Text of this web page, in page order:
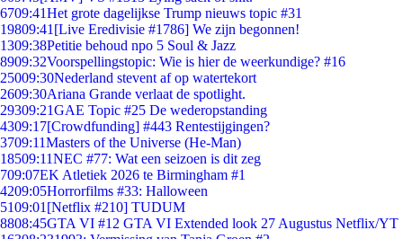
6709:41Het grote dagelijkse Trump nieuws topic #31
19809:41 [Live Eredivisie #1786] We zijn begonnen!
1309:38Petitie behoud npo 5 Soul & Jazz
8909:32Voorspellingstopic: Wie is hier de weerkundige? #16
25009:30Nederland stevent af op watertekort
2609:30Ariana Grande verlaat de spotlight.
29309:21GAE Topic #25 De wederopstanding
4309:17[Crowdfunding] #443 Rentestijgingen?
3709:11Masters of the Universe (He-Man)
18509:11NEC #77: Wat een seizoen is dit zeg
709:07EK Atletiek 2026 te Birmingham #1
4209:05Horrorfilms #33: Halloween
5109:01 [Netflix #210] TUDUM
8808:45GTA VI #12 GTA VI Extended look 27 Augustus Netflix/YT